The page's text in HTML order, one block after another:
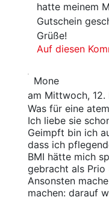
hatte meinem
Gutschein
Grüße!
Auf diesen
Mone
am Mittwoch, 12.
Was für eine
Ich liebe sie
Geimpft bin ich
dass ich
BMI hätte mich
gebracht als Prio
Ansonsten
machen: darauf